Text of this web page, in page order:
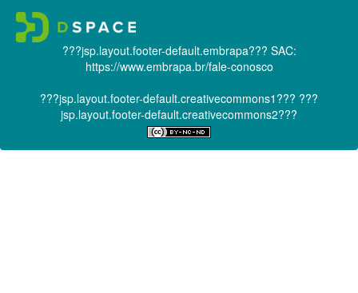
???jsp.layout.footer-default.embrapa??? SAC:
https://www.embrapa.br/fale-conosco
???jsp.layout.footer-default.creativecommons1??? ???
jsp.layout.footer-default.creativecommons2???